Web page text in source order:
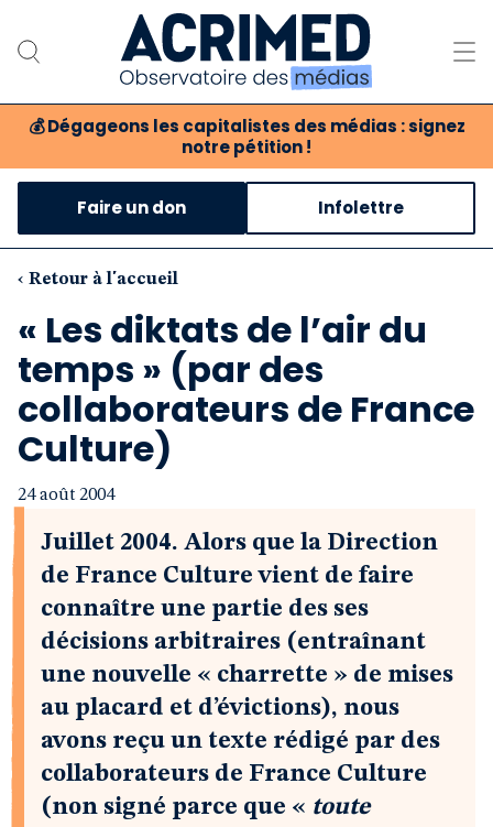
💰 Dégageons les capitalistes des médias : signez
notre pétition !
Notre association
Notre critique des médias
Nos propositions
Notre revue
Boutique
Faire un don Infolettre
‹ Retour à l'accueil
« Les diktats de l’air du
temps » (par des
collaborateurs de France
Culture)
24 août 2004
Juillet 2004. Alors que la Direction
de France Culture vient de faire
connaître une partie des ses
décisions arbitraires (entraînant
une nouvelle « charrette » de mises
au placard et d’évictions), nous
avons reçu un texte rédigé par des
collaborateurs de France Culture
(non signé parce que « toute